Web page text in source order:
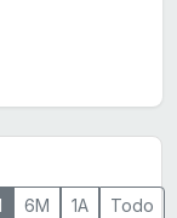
6M 1A Todo